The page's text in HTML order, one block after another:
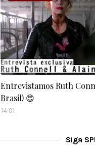
Entrevistamos Ruth
Brasil! 😍
14:01
Siga